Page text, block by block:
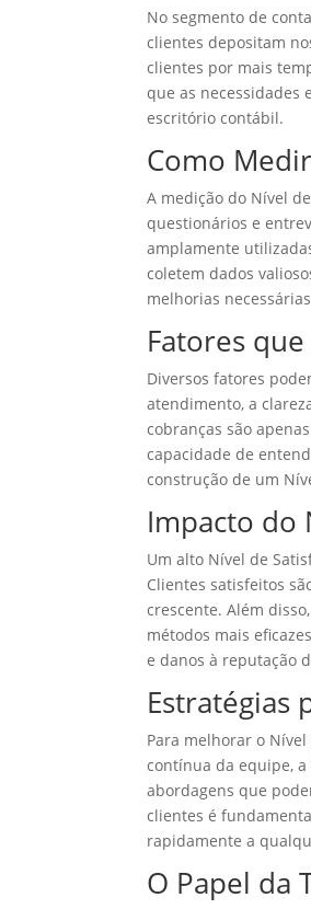
No segmento de
clientes depositam
clientes por mais
que as necessidades
escritório contábil.
Como
A medição do Nível
questionários e
amplamente
coletem dados
melhorias
Fatores
Diversos fatores
atendimento, a
cobranças são
capacidade de
construção de um
Impacto do
Um alto Nível de
Clientes satisfeitos
crescente. Além
métodos mais
e danos à reputação
Estratégias
Para melhorar o
contínua da equipe,
abordagens que
clientes é
rapidamente a
O Papel da